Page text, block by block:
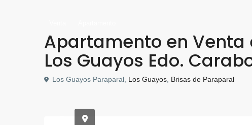
Apartamento en Venta
Los Guayos Edo.
Los Guayos Paraparal, Los Guayos Brisas de Paraparal